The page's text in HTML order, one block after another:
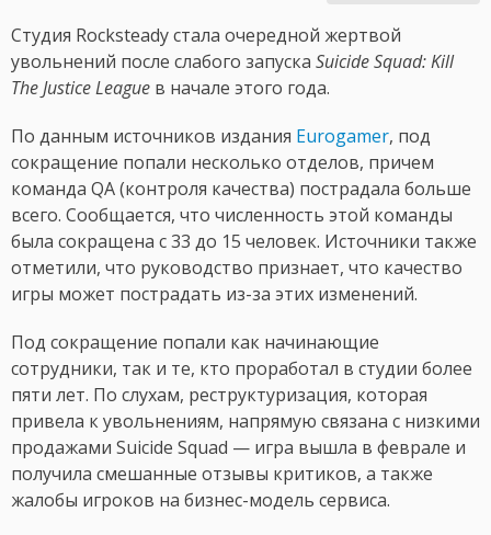
Студия Rocksteady стала очередной жертвой
увольнений после слабого запуска Suicide Squad: Kill
The Justice League в начале этого года.
По данным источников издания Eurogamer, под
сокращение попали несколько отделов, причем
команда QA (контроля качества) пострадала больше
всего. Сообщается, что численность этой команды
была сокращена с 33 до 15 человек. Источники также
отметили, что руководство признает, что качество
игры может пострадать из-за этих изменений.
Под сокращение попали как начинающие
сотрудники, так и те, кто проработал в студии более
пяти лет. По слухам, реструктуризация, которая
привела к увольнениям, напрямую связана с низкими
продажами Suicide Squad — игра вышла в феврале и
получила смешанные отзывы критиков, а также
жалобы игроков на бизнес-модель сервиса.